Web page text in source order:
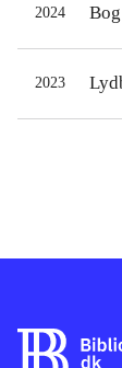
2024 Bog
2023